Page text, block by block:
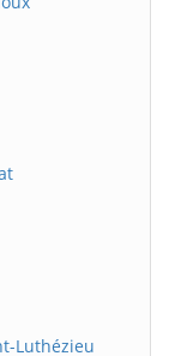
Luthézieu